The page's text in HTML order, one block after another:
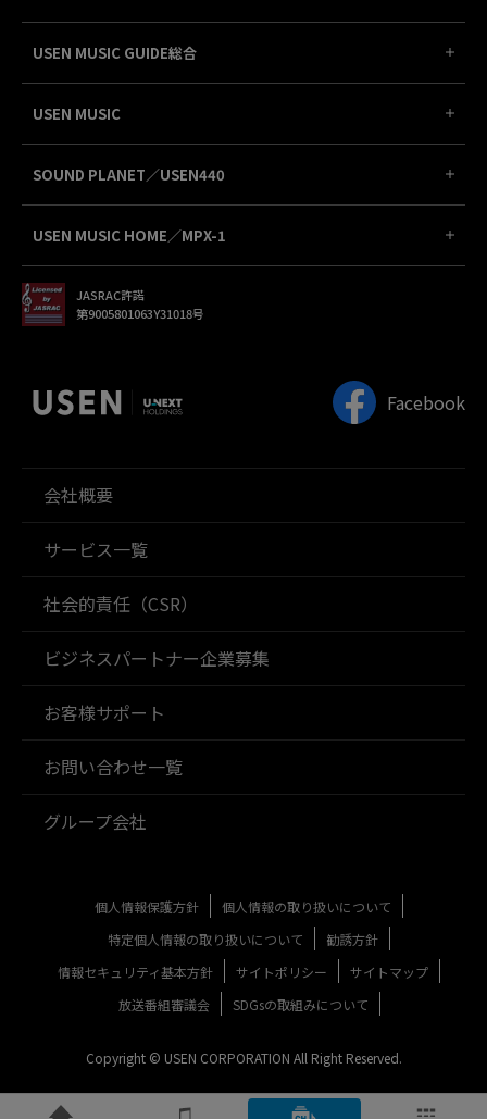
USEN MUSIC GUIDE総合
USEN MUSIC
SOUND PLANET／USEN440
USEN MUSIC HOME／MPX-1
JASRAC許諾
第9005801063Y31018号
Facebook
会社概要
サービス一覧
社会的責任（CSR）
ビジネスパートナー企業募集
お客様サポート
お問い合わせ一覧
グループ会社
個人情報保護方針
個人情報の取り扱いについて
特定個人情報の取り扱いについて
勧誘方針
情報セキュリティ基本方針
サイトポリシー
サイトマップ
放送番組審議会
SDGsの取組みについて
Copyright © USEN CORPORATION All Right Reserved.